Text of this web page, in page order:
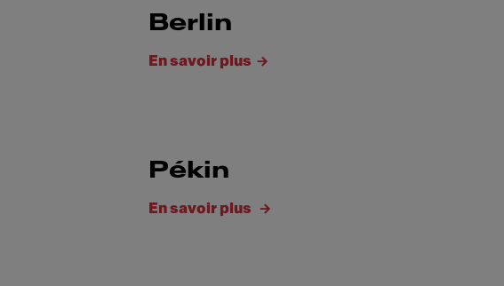
Berlin
En savoir plus
Pékin
En savoir plus